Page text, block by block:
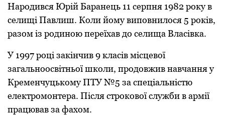
Народився Юрій Баранець 11 серпня 1982 року в
селищі Павлиш. Коли йому виповнилося 5 років,
разом із родиною переїхав до селища Власівка.
У 1997 році закінчив 9 класів місцевої
загальноосвітньої школи, продовжив навчання у
Кременчуцькому ПТУ №5 за спеціальністю
електромонтера. Після строкової служби в армії
працював за фахом.